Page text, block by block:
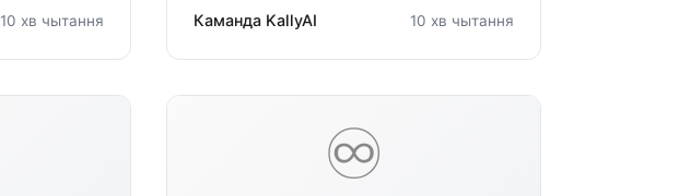
10 хв чытання Каманда KallyAI 10 хв чытання
♾️